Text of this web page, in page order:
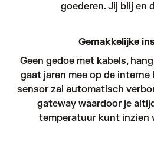
goederen. Jij blij en
Gemakkelijke
Geen gedoe met kabels,
gaat jaren mee op de interne
sensor zal automatisch
gateway waardoor je
temperatuur kunt inzien